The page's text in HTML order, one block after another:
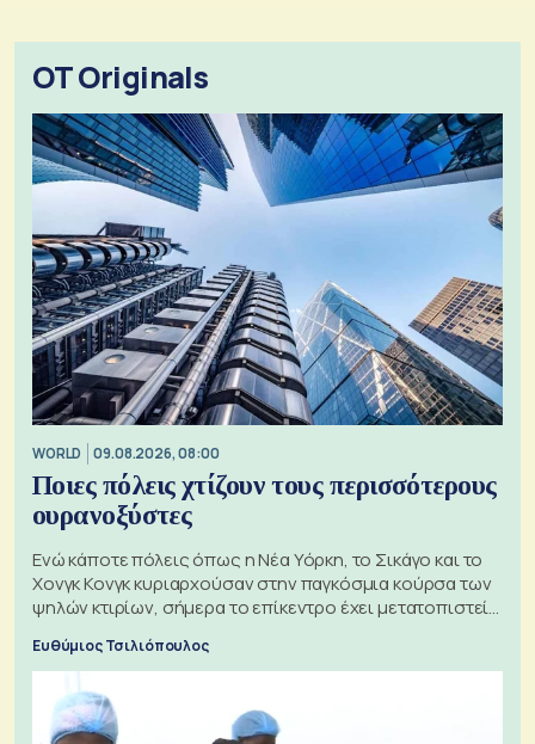
OT Originals
WORLD 09.08.2026, 08:00
Ποιες πόλεις χτίζουν τους περισσότερους
ουρανοξύστες
Ενώ κάποτε πόλεις όπως η Νέα Υόρκη, το Σικάγο και το
Χονγκ Κονγκ κυριαρχούσαν στην παγκόσμια κούρσα των
ψηλών κτιρίων, σήμερα το επίκεντρο έχει μετατοπιστεί
Ευθύμιος Τσιλιόπουλος